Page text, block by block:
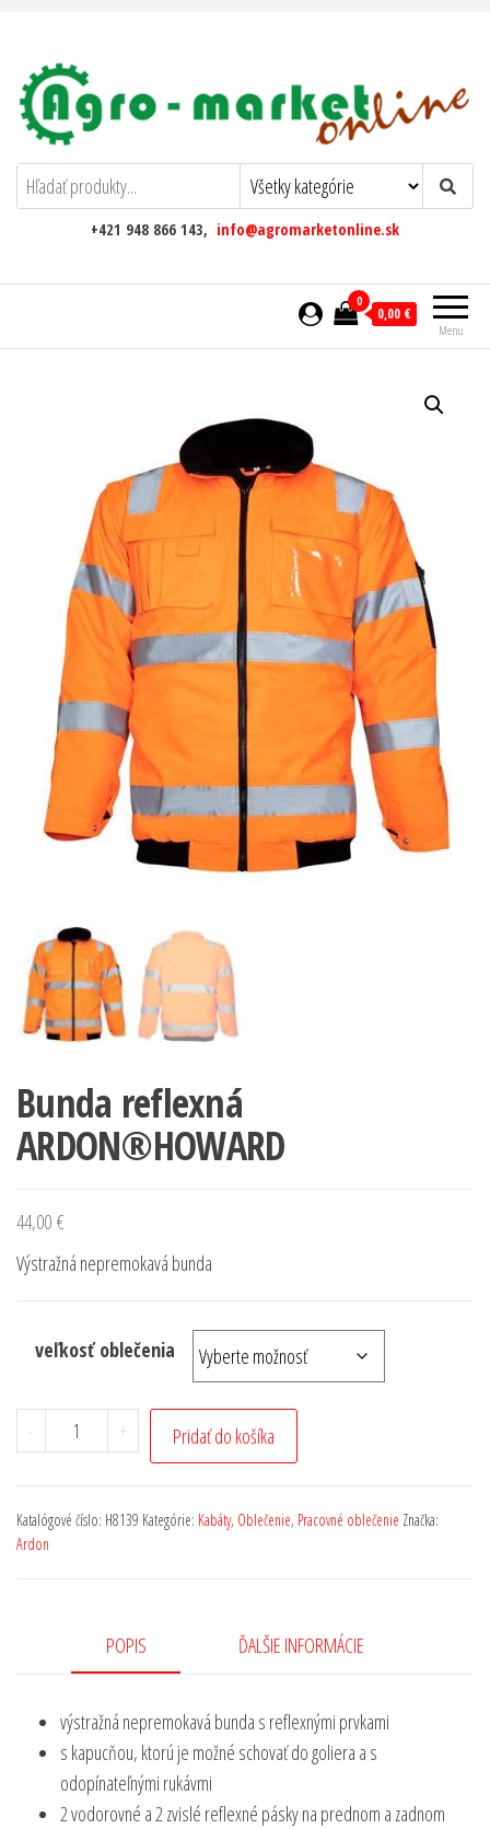
AgromarketOnline
+421 948 866 143, info@agromarketonline.sk
Menu
0
0,00 €
Bunda reflexná
ARDON®HOWARD
44,00 €
Výstražná nepremokavá bunda
veľkosť oblečenia
- + Pridať do košíka
Katalógové číslo: H8139 Kategórie: Kabáty, Oblečenie, Pracovné oblečenie Značka:
Ardon
POPIS ĎALŠIE INFORMÁCIE
výstražná nepremokavá bunda s reflexnými prvkami
s kapucňou, ktorú je možné schovať do goliera a s
odopínateľnými rukávmi
2 vodorovné a 2 zvislé reflexné pásky na prednom a zadnom